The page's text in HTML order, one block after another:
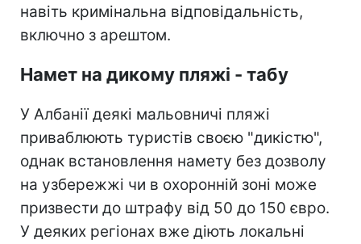
навіть кримінальна відповідальність,
включно з арештом.
Намет на дикому пляжі - табу
У Албанії деякі мальовничі пляжі
приваблюють туристів своєю "дикістю",
однак встановлення намету без дозволу
на узбережжі чи в охоронній зоні може
призвести до штрафу від 50 до 150 євро.
У деяких регіонах вже діють локальні